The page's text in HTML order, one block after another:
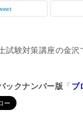
試験対策講座の金沢
ックナンバー版 「 ブ